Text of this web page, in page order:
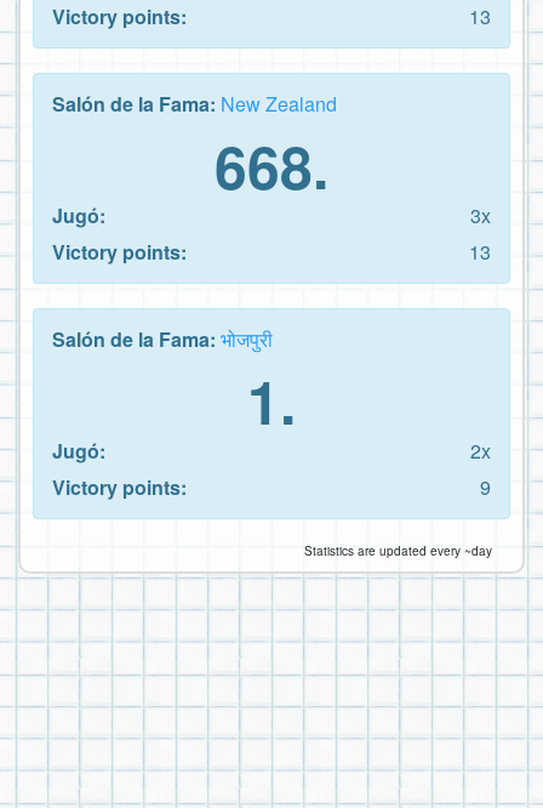
Victory points:
13
Salón de la Fama: New Zealand
668.
Jugó:
3x
Victory points:
13
Salón de la Fama: भोजपुरी
1.
Jugó:
2x
Victory points:
9
Statistics are updated every ~day